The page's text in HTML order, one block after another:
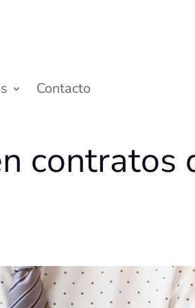
Contacto
contratos